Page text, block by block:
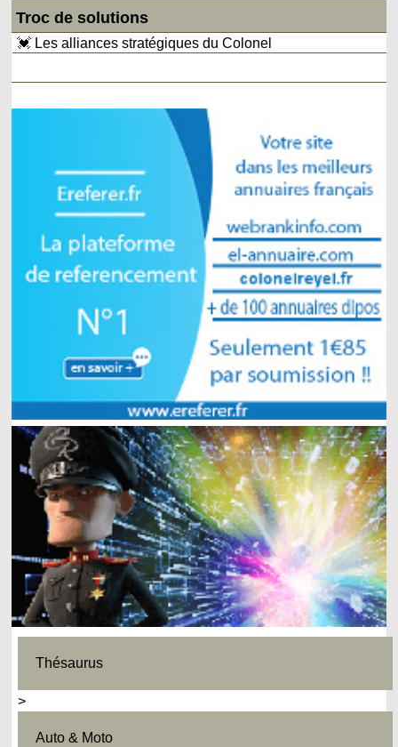
Troc de solutions
💓 Les alliances stratégiques du Colonel
Thésaurus
>
Auto & Moto